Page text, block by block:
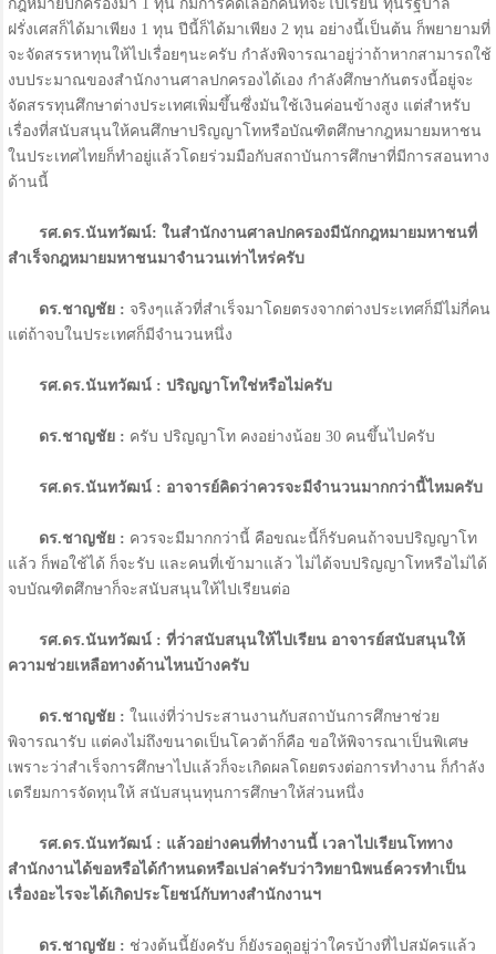
กฎหมายปกครองมา 1 ทุน ก็มีการคัดเลือกคนที่จะไปเรียน ทุนรัฐบาล
ฝรั่งเศสก็ได้มาเพียง 1 ทุน ปีนี้ก็ได้มาเพียง 2 ทุน อย่างนี้เป็นต้น ก็พยายามที่
จะจัดสรรหาทุนให้ไปเรื่อยๆนะครับ กำลังพิจารณาอยู่ว่าถ้าหากสามารถใช้
งบประมาณของสำนักงานศาลปกครองได้เอง กำลังศึกษากันตรงนี้อยู่จะ
จัดสรรทุนศึกษาต่างประเทศเพิ่มขึ้นซึ่งมันใช้เงินค่อนข้างสูง แต่สำหรับ
เรื่องที่สนับสนุนให้คนศึกษาปริญญาโทหรือบัณฑิตศึกษากฎหมายมหาชน
ในประเทศไทยก็ทำอยู่แล้วโดยร่วมมือกับสถาบันการศึกษาที่มีการสอนทาง
ด้านนี้
รศ.ดร.นันทวัฒน์: ในสำนักงานศาลปกครองมีนักกฎหมายมหาชนที่
สำเร็จกฎหมายมหาชนมาจำนวนเท่าไหร่ครับ
ดร.ชาญชัย : จริงๆแล้วที่สำเร็จมาโดยตรงจากต่างประเทศก็มีไม่กี่คน
แต่ถ้าจบในประเทศก็มีจำนวนหนึ่ง
รศ.ดร.นันทวัฒน์ : ปริญญาโทใช่หรือไม่ครับ
ดร.ชาญชัย : ครับ ปริญญาโท คงอย่างน้อย 30 คนขึ้นไปครับ
รศ.ดร.นันทวัฒน์ : อาจารย์คิดว่าควรจะมีจำนวนมากกว่านี้ไหมครับ
ดร.ชาญชัย : ควรจะมีมากกว่านี้ คือขณะนี้ก็รับคนถ้าจบปริญญาโท
แล้ว ก็พอใช้ได้ ก็จะรับ และคนที่เข้ามาแล้ว ไม่ได้จบปริญญาโทหรือไม่ได้
จบบัณฑิตศึกษาก็จะสนับสนุนให้ไปเรียนต่อ
รศ.ดร.นันทวัฒน์ : ที่ว่าสนับสนุนให้ไปเรียน อาจารย์สนับสนุนให้
ความช่วยเหลือทางด้านไหนบ้างครับ
ดร.ชาญชัย : ในแง่ที่ว่าประสานงานกับสถาบันการศึกษาช่วย
พิจารณารับ แต่คงไม่ถึงขนาดเป็นโควต้าก็คือ ขอให้พิจารณาเป็นพิเศษ
เพราะว่าสำเร็จการศึกษาไปแล้วก็จะเกิดผลโดยตรงต่อการทำงาน ก็กำลัง
เตรียมการจัดทุนให้ สนับสนุนทุนการศึกษาให้ส่วนหนึ่ง
รศ.ดร.นันทวัฒน์ : แล้วอย่างคนที่ทำงานนี้ เวลาไปเรียนโททาง
สำนักงานได้ขอหรือได้กำหนดหรือเปล่าครับว่าวิทยานิพนธ์ควรทำเป็น
เรื่องอะไรจะได้เกิดประโยชน์กับทางสำนักงานฯ
ดร.ชาญชัย : ช่วงต้นนี้ยังครับ ก็ยังรอดูอยู่ว่าใครบ้างที่ไปสมัครแล้ว